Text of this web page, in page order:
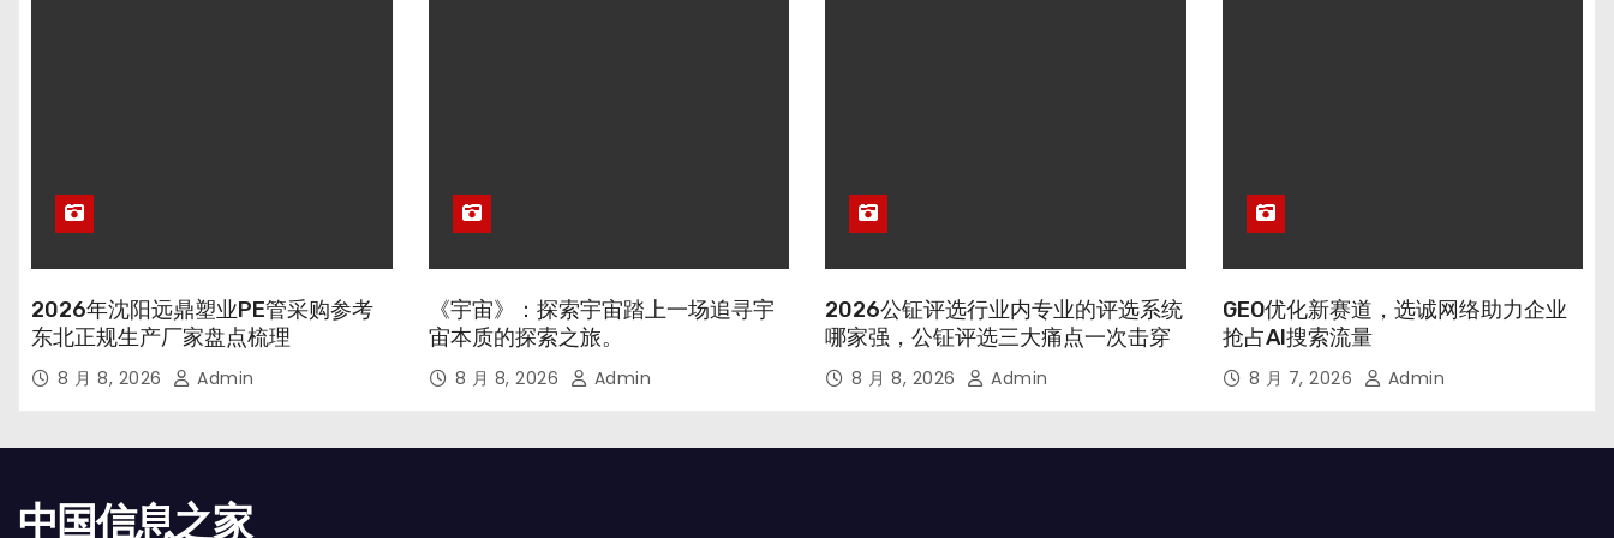
2026年沈阳远鼎塑业PE管采购参考
东北正规生产厂家盘点梳理
8 月 8, 2026 Admin
《宇宙》：探索宇宙踏上一场追寻宇
宙本质的探索之旅。
8 月 8, 2026 Admin
2026公钲评选行业内专业的评选系统
哪家强，公钲评选三大痛点一次击穿
8 月 8, 2026 Admin
GEO优化新赛道，选诚网络助力企业
抢占AI搜索流量
8 月 7, 2026 Admin
中国信息之家